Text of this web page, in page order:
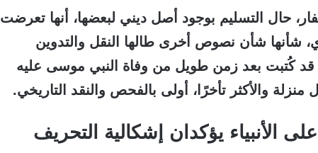
حال التسليم بوجود أصل ديني لبعضها، أنها تعرضت
شأنها شأن نصوص أخرى طالها النقل والتدوين
قد كُتبت بعد زمن طويل من وفاة النبي موسى عليه
منزلة والأكثر تأخرًا، أولى بالفحص والنقد التاريخي.
الأنبياء يؤكدان إشكالية التحريف